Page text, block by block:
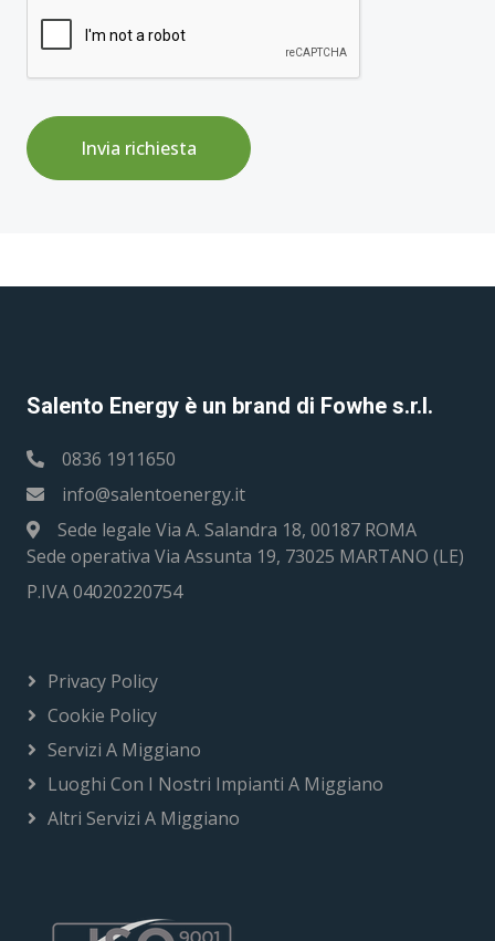
Invia richiesta
Salento Energy è un brand di Fowhe s.r.l.
0836 1911650
info@salentoenergy.it
Sede legale Via A. Salandra 18, 00187 ROMA
Sede operativa Via Assunta 19, 73025 MARTANO (LE)
P.IVA 04020220754
Privacy Policy
Cookie Policy
Servizi A Miggiano
Luoghi Con I Nostri Impianti A Miggiano
Altri Servizi A Miggiano